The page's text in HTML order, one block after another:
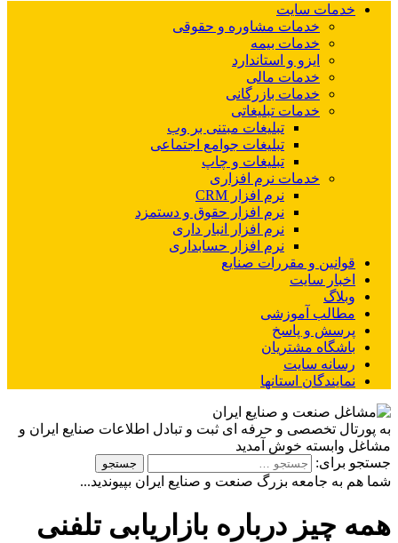
خدمات سایت
خدمات مشاوره و حقوقی
خدمات بیمه
ایزو و استاندارد
خدمات مالی
خدمات بازرگانی
خدمات تبلیغاتی
تبلیغات مبتنی بر وب
تبلیغات جوامع اجتماعی
تبلیغات و چاپ
خدمات نرم افزاری
نرم افزار CRM
نرم افزار حقوق و دستمزد
نرم افزار انبار داری
نرم افزار حسابداری
قوانین و مقررات صنایع
اخبار سایت
وبلاگ
مطالب آموزشی
پرسش و پاسخ
باشگاه مشتریان
رسانه سایت
نمایندگان استانها
به پورتال تخصصی و حرفه ای ثبت و تبادل اطلاعات صنایع ایران و
مشاغل وابسته خوش آمدید
جستجو برای:
شما هم به جامعه بزرگ صنعت و صنایع ایران بپیوندید...
همه چیز درباره بازاریابی تلفنی